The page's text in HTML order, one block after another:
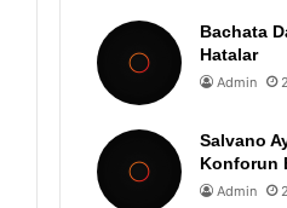
Bachata
Hatalar
Admin
Salvano
Konforun
Admin